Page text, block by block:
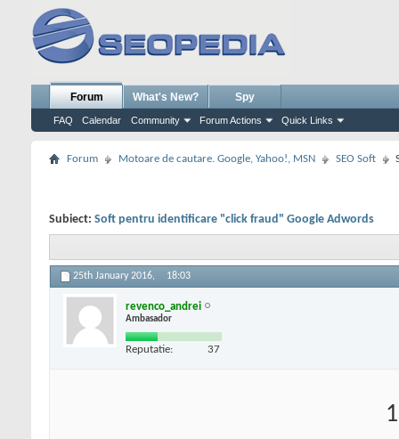
Forum
FAQ Calendar Community Forum Actions Quick Links
What's New? Spy
Forum Motoare de cautare. Google, Yahoo!, MSN SEO Soft
Subiect: Soft pentru identificare "click fraud" Google Adwords
25th January 2016, 18:03
revenco_andrei
Ambasador
Reputatie: 37